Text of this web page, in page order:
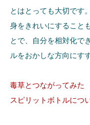
とはとっても大切です
身をきれいにすること
とで、自分を相対化で
ルをおかしな方向にす
毒草とつながってみた
スピリットボトルにつ